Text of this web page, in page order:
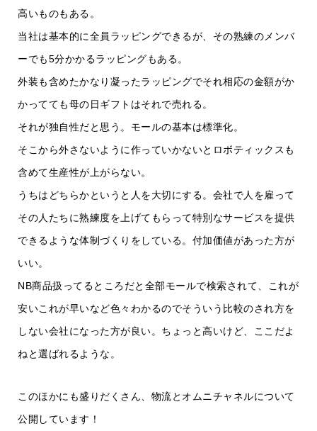
高いものもある。
当社は基本的に全員ラッピングできるが、その熟練のメンバ
ーでも5分かかるラッピングもある。
外装も含めたかなり凝ったラッピングでそれ相応の金額がか
かってても母の日ギフトはそれで売れる。
それが独自性だと思う。モールの基本は標準化。
そこから外さないように作っていかないとロボティックスも
含めて生産性が上がらない。
うちはどちらかというと人を大切にする。会社で人を雇って
その人たちに熟練度を上げてもらって特別なサービスを提供
できるような体制づくりをしている。付加価値があった方が
いい。
NB商品扱ってるところだと全部モールで検索されて、これが
安いこれが早いなど色々わかるのでそういう比較のされ方を
しない会社になった方が良い。ちょっと高いけど、ここだよ
ねと選ばれるような。
このほかにも盛りだくさん、物流とオムニチャネルについて
公開しています！